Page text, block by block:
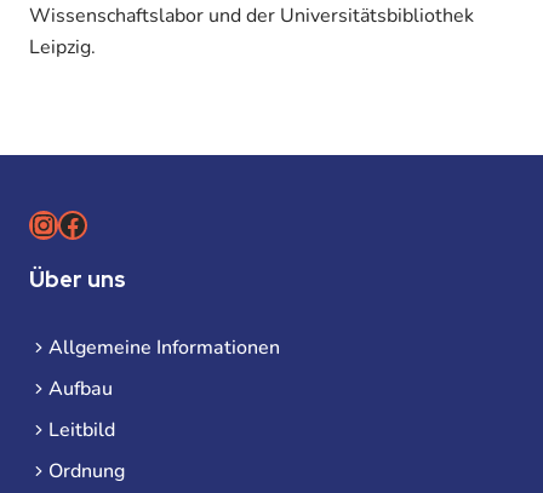
Wissenschaftslabor und der Universitätsbibliothek
Leipzig.
Instagram
Facebook
Über uns
Allgemeine Informationen
Aufbau
Leitbild
Ordnung